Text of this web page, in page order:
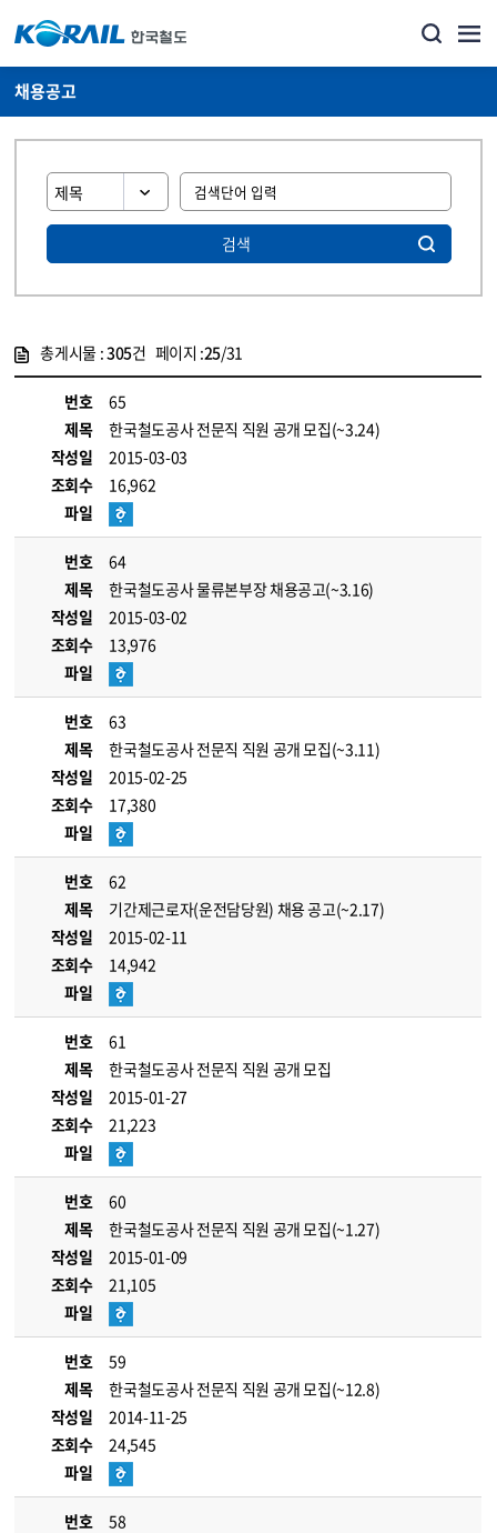
채용공고
검색
총게시물 :305건 페이지 :25/31
번호
65
제목
한국철도공사 전문직 직원 공개 모집(~3.24)
작성일
2015-03-03
조회수
16,962
파일
번호
64
제목
한국철도공사 물류본부장 채용공고(~3.16)
작성일
2015-03-02
조회수
13,976
파일
번호
63
제목
한국철도공사 전문직 직원 공개 모집(~3.11)
작성일
2015-02-25
조회수
17,380
파일
번호
62
제목
기간제근로자(운전담당원) 채용 공고(~2.17)
작성일
2015-02-11
조회수
14,942
파일
번호
61
제목
한국철도공사 전문직 직원 공개 모집
작성일
2015-01-27
조회수
21,223
파일
번호
60
제목
한국철도공사 전문직 직원 공개 모집(~1.27)
작성일
2015-01-09
조회수
21,105
파일
번호
59
제목
한국철도공사 전문직 직원 공개 모집(~12.8)
작성일
2014-11-25
조회수
24,545
파일
번호
58